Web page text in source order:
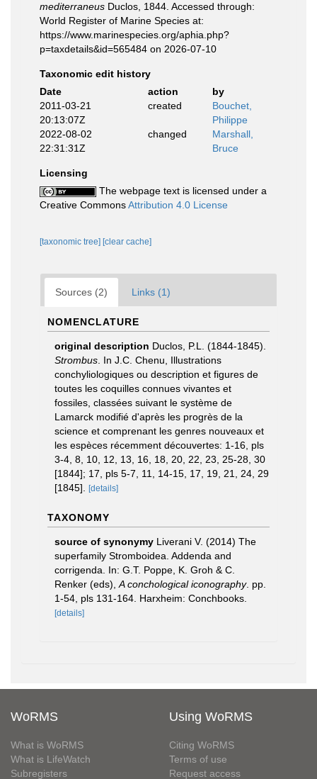
mediterraneus Duclos, 1844. Accessed through:
World Register of Marine Species at:
https://www.marinespecies.org/aphia.php?
p=taxdetails&id=565484 on 2026-07-10
Taxonomic edit history
Date
action
by
2011-03-21
20:13:07Z
created
Bouchet,
Philippe
2022-08-02
22:31:31Z
changed
Marshall,
Bruce
Licensing
The webpage text is licensed under a
Creative CommonsAttribution 4.0 License
[taxonomic tree] [clear cache]
Sources (2) Links (1)
NOMENCLATURE
original description Duclos, P.L. (1844-1845).
Strombus . In J.C. Chenu, Illustrations
conchyliologiques ou description et figures de
toutes les coquilles connues vivantes et
fossiles, classées suivant le système de
Lamarck modifié d'après les progrès de la
science et comprenant les genres nouveaux et
les espèces récemment découvertes: 1-16, pls
3-4, 8, 10, 12, 13, 16, 18, 20, 22, 23, 25-28, 30
[1844]; 17, pls 5-7, 11, 14-15, 17, 19, 21, 24, 29
[1845].
[details]
TAXONOMY
source of synonymy Liverani V. (2014) The
superfamily Stromboidea. Addenda and
corrigenda. In: G.T. Poppe, K. Groh & C.
Renker (eds), A conchological iconography. pp.
1-54, pls 131-164. Harxheim: Conchbooks.
[details]
WoRMS
What is WoRMS
What is LifeWatch
Subregisters
Using WoRMS
Citing WoRMS
Terms of use
Request access